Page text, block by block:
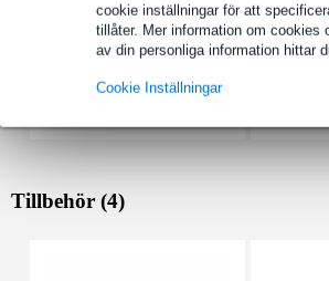
cookie inställningar för att
tillåter. Mer information om cookies
av din personliga information hittar
Cookie Inställningar
Tillbehör (4)